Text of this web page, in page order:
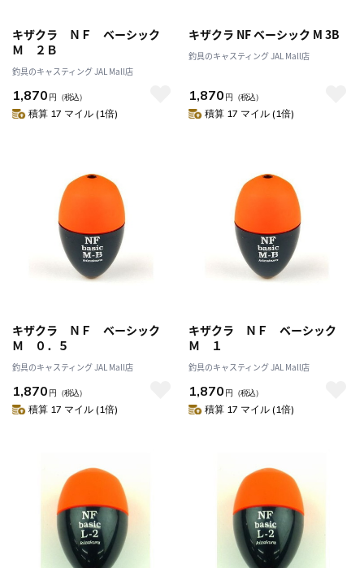
キザクラ ＮＦ ベーシック
Ｍ ２Ｂ
釣具のキャスティング JAL Mall店
1,870 円 （税込）
積算 17 マイル (1倍)
キザクラ NF ベーシック M 3B
釣具のキャスティング JAL Mall店
1,870 円 （税込）
積算 17 マイル (1倍)
キザクラ ＮＦ ベーシック
Ｍ ０．５
釣具のキャスティング JAL Mall店
1,870 円 （税込）
積算 17 マイル (1倍)
キザクラ ＮＦ ベーシック
Ｍ １
釣具のキャスティング JAL Mall店
1,870 円 （税込）
積算 17 マイル (1倍)